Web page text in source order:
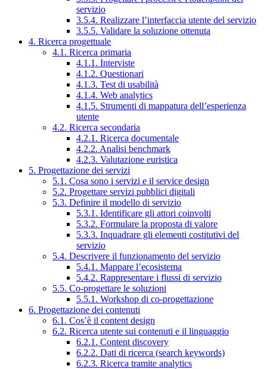
servizio
3.5.4. Realizzare l’interfaccia utente del servizio
3.5.5. Validare la soluzione ottenuta
4. Ricerca progettuale
4.1. Ricerca primaria
4.1.1. Interviste
4.1.2. Questionari
4.1.3. Test di usabilità
4.1.4. Web analytics
4.1.5. Strumenti di mappatura dell’esperienza
utente
4.2. Ricerca secondaria
4.2.1. Ricerca documentale
4.2.2. Analisi benchmark
4.2.3. Valutazione euristica
5. Progettazione dei servizi
5.1. Cosa sono i servizi e il service design
5.2. Progettare servizi pubblici digitali
5.3. Definire il modello di servizio
5.3.1. Identificare gli attori coinvolti
5.3.2. Formulare la proposta di valore
5.3.3. Inquadrare gli elementi costitutivi del
servizio
5.4. Descrivere il funzionamento del servizio
5.4.1. Mappare l’ecosistema
5.4.2. Rappresentare i flussi di servizio
5.5. Co-progettare le soluzioni
5.5.1. Workshop di co-progettazione
6. Progettazione dei contenuti
6.1. Cos’è il content design
6.2. Ricerca utente sui contenuti e il linguaggio
6.2.1. Content discovery
6.2.2. Dati di ricerca (search keywords)
6.2.3. Ricerca tramite analytics